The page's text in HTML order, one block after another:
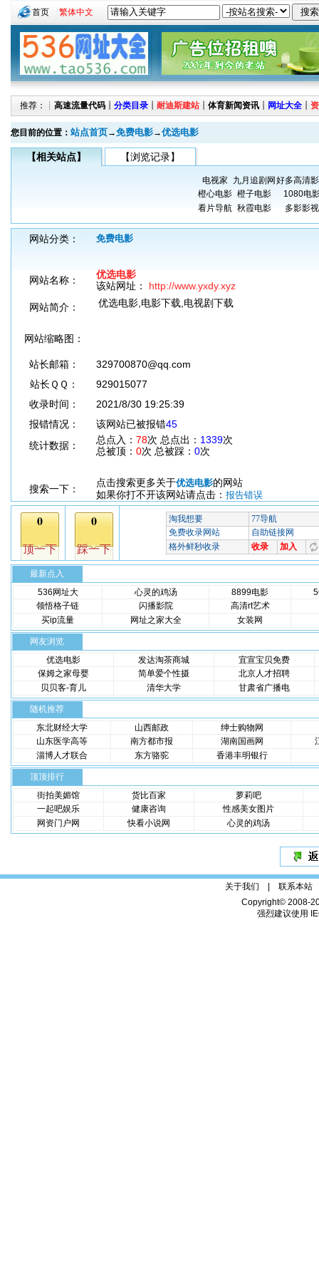
首页 繁体中文
推荐：┊ 高速流量代码 ┊ 分类目录 ┊ 耐迪斯建站 ┊ 体育新闻资讯 ┊ 网址大全 ┊
您目前的位置： 站点首页→免费电影→优选电影
【相关站点】 【浏览记录】
电视家 九月追剧网 好多高清
橙心电影 橙子电影
1080电
看片导航 秋霞电影 多影影视
网站分类： 免费电影
网站名称：
优选电影
该站网址： http://www.yxdy.xyz
网站简介：
优选电影,电影下载,电视剧下载
网站缩略图：
站长邮箱：
329700870@qq.com
站长ＱＱ：
929015077
收录时间：
2021/8/30 19:25:39
报错情况：
该网站已被报错45
统计数据：
总点入： 78次 总点出： 1339次
总被顶： 0次 总被踩： 0次
搜索一下：
点击搜索更多关于优选电影的网站
如果你打不开该网站请点击： 报告错误
最新点入
536网址大
心灵的鸡汤 8899电影
领悟格子链
闪播影院
高清rt艺术
买ip流量
网址之家大全 女装网
网友浏览
优选电影
发达淘茶商城
宜宣宝贝免费
保姆之家母婴
简单爱个性摄
北京人才招聘
贝贝客-育儿
清华大学 甘肃省广播电
随机推荐
东北财经大学
山西邮政
绅士购物网
山东医学高等
南方都市报 湖南国画网
淄博人才联合
东方骆驼 香港丰明银行
顶顶排行
街拍美媚馆
货比百家
萝莉吧
一起吧娱乐
健康咨询
性感美女图片
网资门户网
快看小说网 心灵的鸡汤
关于我们 | 联系本站
Copyright© 2008-
强烈建议使用